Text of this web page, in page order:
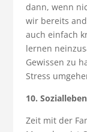
dann, wenn
wir bereits
auch einfach
lernen
Gewissen zu
Stress
10.
Zeit mit der